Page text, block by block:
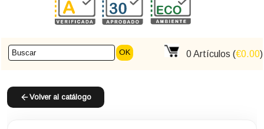
OK 0Artículos (€0.00)
Volver al catálogo